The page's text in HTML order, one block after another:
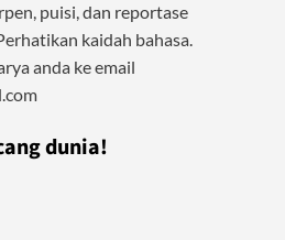
puisi, dan reportase
kaidah bahasa.
anda ke email
dunia!